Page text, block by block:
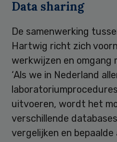
Data sharing
De samenwerking
Hartwig richt zich
werkwijzen en omgang
‘Als we in Nederland
uitvoeren, wordt het
verschillende
vergelijken en